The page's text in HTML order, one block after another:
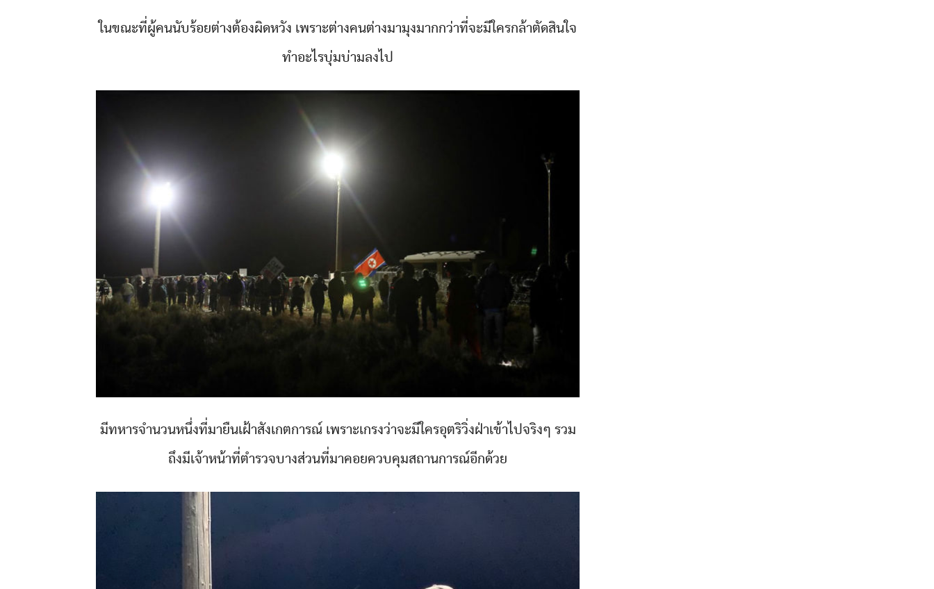
ในขณะที่ผู้คนนับร้อยต่างต้องผิดหวัง เพราะต่างคนต่างมามุงมากกว่าที่จะมีใครกล้าตัดสินใจ
ทำอะไรบุ่มบ่ามลงไป
มีทหารจำนวนหนึ่งที่มายืนเฝ้าสังเกตการณ์ เพราะเกรงว่าจะมีใครอุตริวิ่งฝ่าเข้าไปจริงๆ รวม
ถึงมีเจ้าหน้าที่ตำรวจบางส่วนที่มาคอยควบคุมสถานการณ์อีกด้วย